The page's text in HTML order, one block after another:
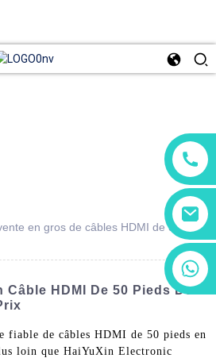
+86 13266180782
+86 18602095014
en gros de câbles HDMI de 50
Câble HDMI De 50 Pieds De
fiable de câbles HDMI de 50 pieds en
loin que HaiYuXin Electronic